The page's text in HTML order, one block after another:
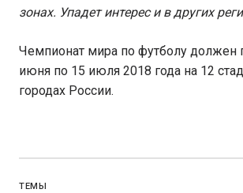
зонах. Упадет интерес и в других
Чемпионат мира по футболу должен
июня по 15 июля 2018 года на 12
городах России.
ТЕМЫ